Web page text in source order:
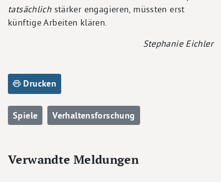
tatsächlichstärker engagieren, müssten erst
künftige Arbeiten klären.
Stephanie Eichler
Drucken
Spiele Verhaltensforschung
Verwandte Meldungen